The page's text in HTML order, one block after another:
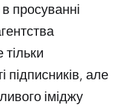
просуванні
підписників, але
іміджу